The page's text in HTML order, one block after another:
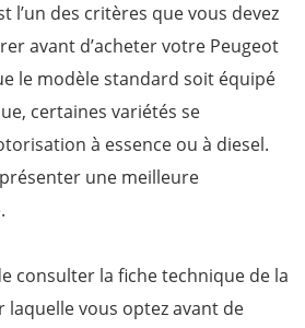
l’un des critères que vous devez
avant d’acheter votre Peugeot
le modèle standard soit équipé
certaines variétés se
à essence ou à diesel.
une meilleure
consulter la fiche technique de la
vous optez avant de